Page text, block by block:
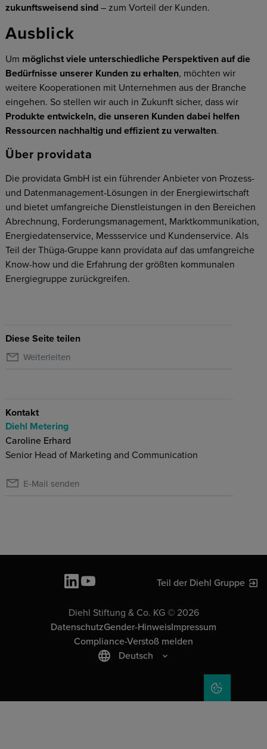
zukunftsweisend sind– zum Vorteil der Kunden.
Ausblick
Um möglichst viele unterschiedliche Perspektiven auf die
Bedürfnisse unserer Kunden zu erhalten, möchten wir
weitere Kooperationen mit Unternehmen aus der Branche
eingehen. So stellen wir auch in Zukunft sicher, dass wir
Produkte entwickeln, die unseren Kunden dabei helfen
Ressourcen nachhaltig und effizient zu verwalten.
Über providata
Die providata GmbH ist ein führender Anbieter von Prozess-
und Datenmanagement-Lösungen in der Energiewirtschaft
und bietet umfangreiche Dienstleistungen in den Bereichen
Abrechnung, Forderungsmanagement, Marktkommunikation,
Energiedatenservice, Messservice und Kundenservice. Als
Teil der Thüga-Gruppe kann providata auf das umfangreiche
Know-how und die Erfahrung der größten kommunalen
Energiegruppe zurückgreifen.
Diese Seite teilen
Weiterleiten
Kontakt
Diehl Metering
Caroline Erhard
Senior Head of Marketing and Communication
E-Mail senden
Teil der Diehl Gruppe
Diehl Stiftung & Co. KG © 2026
DatenschutzGender-HinweisImpressum
Compliance-Verstoß melden
Deutsch
COOKIE-